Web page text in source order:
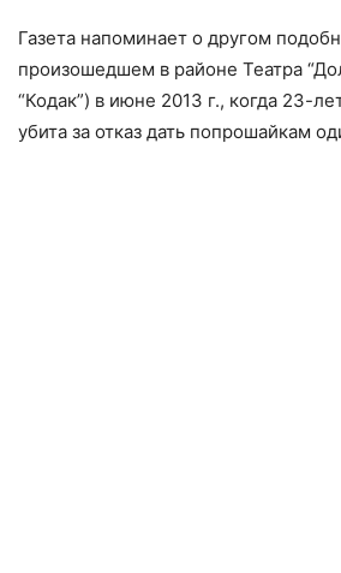
Газета напоминает о другом
произошедшем в районе Театра
“Кодак”) в июне 2013 г., когда 23-
убита за отказ дать попрошайкам